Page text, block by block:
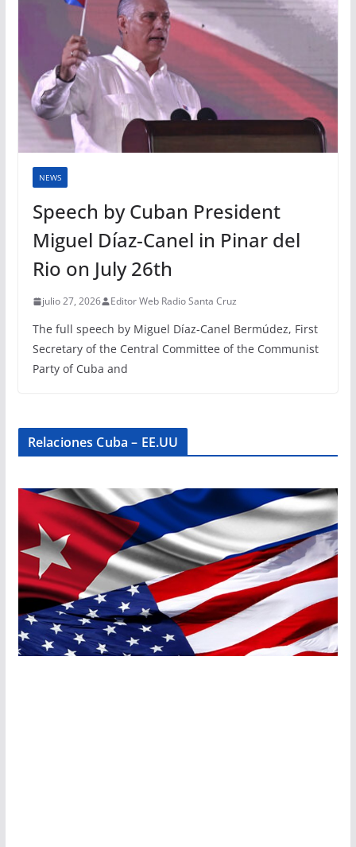
NEWS
Speech by Cuban President
Miguel Díaz-Canel in Pinar del
Rio on July 26th
julio 27, 2026 Editor Web Radio Santa Cruz
The full speech by Miguel Díaz-Canel Bermúdez, First
Secretary of the Central Committee of the Communist
Party of Cuba and
Relaciones Cuba – EE.UU